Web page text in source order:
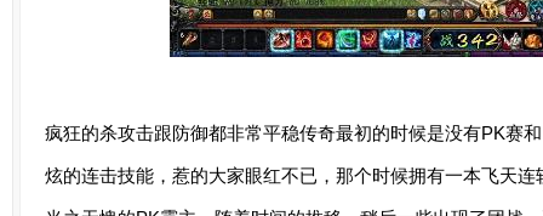
疯狂的杀攻击跟防御都非常平稳传奇最初的时候是没有PK赛
炫的连击技能，惹的大家眼红不已，那个时候拥有一本飞天